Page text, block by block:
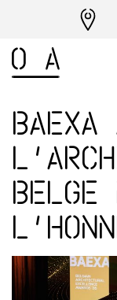
belge